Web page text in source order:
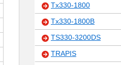
Tx330-1800
Tx330-1800B
TS330-3200DS
TRAPIS